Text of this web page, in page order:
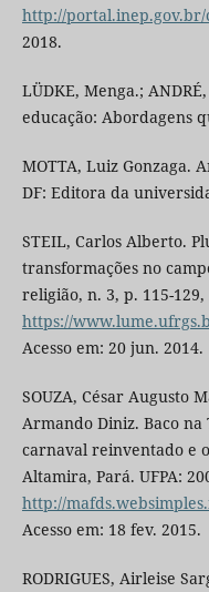
http://portal.inep.gov.br/
2018.
LÜDKE, Menga.;
educação: Abordagens
MOTTA, Luiz Gonzaga.
DF: Editora da
STEIL, Carlos Alberto.
transformações no
religião, n. 3, p. 115-
https://
Acesso em: 20 jun. 2014.
SOUZA, César Augusto
Armando Diniz. Baco na
carnaval reinventado e
Altamira, Pará. UFPA:
http://
Acesso em: 18 fev. 2015.
RODRIGUES, Airleise